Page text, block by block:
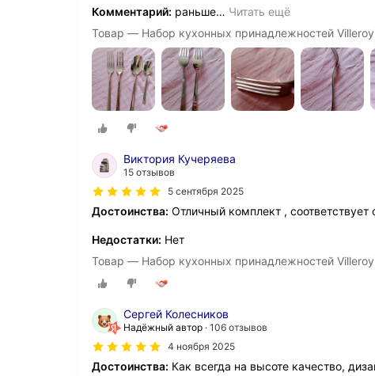
Комментарий: раньше… Читать ещё
Товар — Набор кухонных принадлежностей
Виктория Кучеряева
15 отзывов
5 сентября 2025
Достоинства: Отличный комплект , соответствует
Недостатки: Нет
Товар — Набор кухонных принадлежностей
Сергей Колесников
Надёжный автор 106 отзывов
4 ноября 2025
Достоинства: Как всегда на высоте качество,